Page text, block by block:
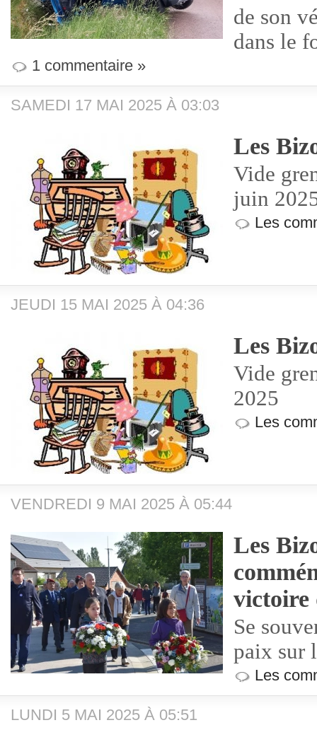
de son
dans le
1 commentaire »
SAMEDI 17 MAI 2025 À 03:03
Les
Vide
juin
Les
JEUDI 15 MAI 2025 À 04:36
Les
Vide
2025
Les
VENDREDI 9 MAI 2025 À 05:44
Les
victoire
Se
paix sur
Les
LUNDI 5 MAI 2025 À 05:51